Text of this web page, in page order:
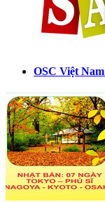
OSC Việt